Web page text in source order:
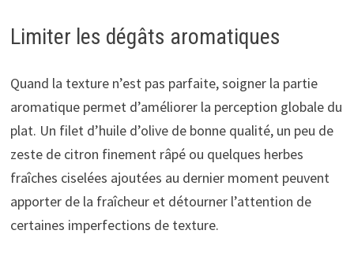
Limiter les dégâts aromatiques
Quand la texture n’est pas parfaite, soigner la partie
aromatique permet d’améliorer la perception globale du
plat. Un filet d’huile d’olive de bonne qualité, un peu de
zeste de citron finement râpé ou quelques herbes
fraîches ciselées ajoutées au dernier moment peuvent
apporter de la fraîcheur et détourner l’attention de
certaines imperfections de texture.